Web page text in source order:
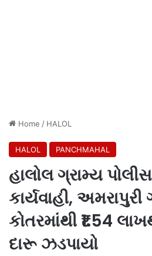
Home / HALOL
HALOL PANCHMAHAL
હાલોલ ગ્રામ્ય
કાર્યવાહી, અમરાપુરી
કોતરમાંથી ₹1.54
દારૂ ઝડપાયો